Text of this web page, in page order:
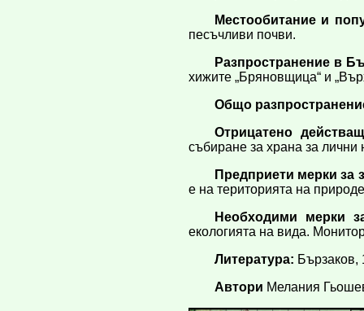
Местообитание и
песъчливи почви.
Разпространение в
хижите „Бряновщица“ и
Общо
Отрицатено
събиране за храна за лични
Предприети мерки за
е на територията на
Необходими мерки
екологията на вида.
Литература: Бързаков,
Автори Мелания